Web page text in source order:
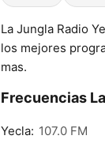
La Jungla Radio
los mejores
mas.
Frecuencias
Yecla: 107.0 FM